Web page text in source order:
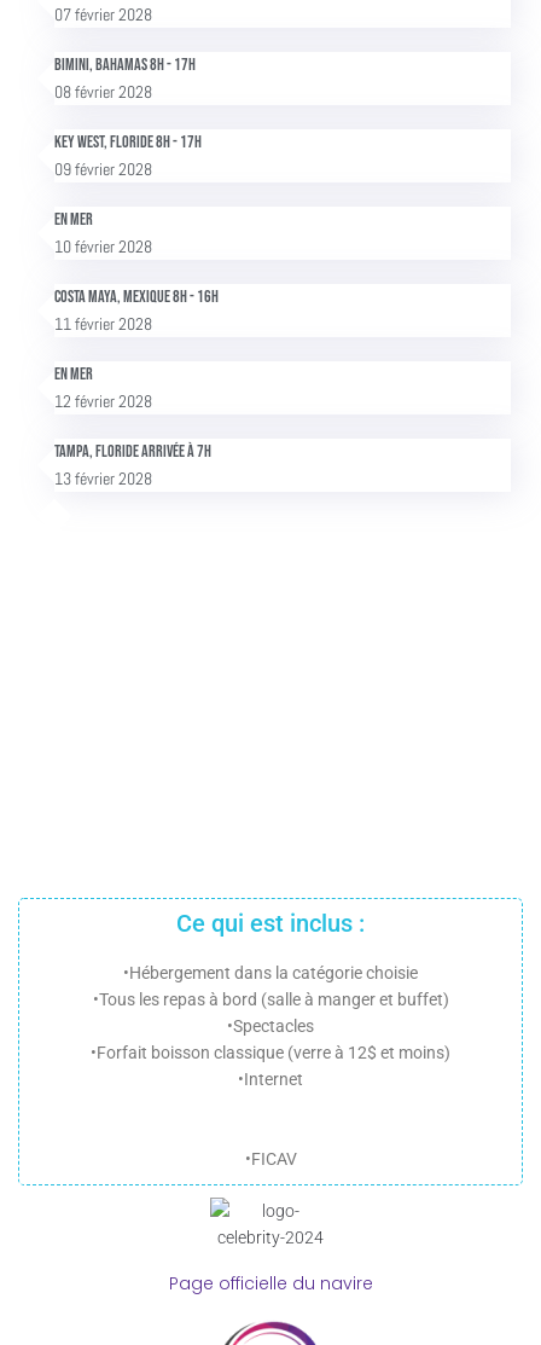
07 février 2028
Bimini, Bahamas 8h - 17h
08 février 2028
Key West, Floride 8h - 17h
09 février 2028
En mer
10 février 2028
Costa Maya, Mexique 8h - 16h
11 février 2028
En mer
12 février 2028
Tampa, Floride Arrivée à 7h
13 février 2028
Ce qui est inclus :
•Hébergement dans la catégorie choisie
•Tous les repas à bord (salle à manger et buffet)
•Spectacles
•Forfait boisson classique (verre à 12$ et moins)
•Internet
•FICAV
Page officielle du navire